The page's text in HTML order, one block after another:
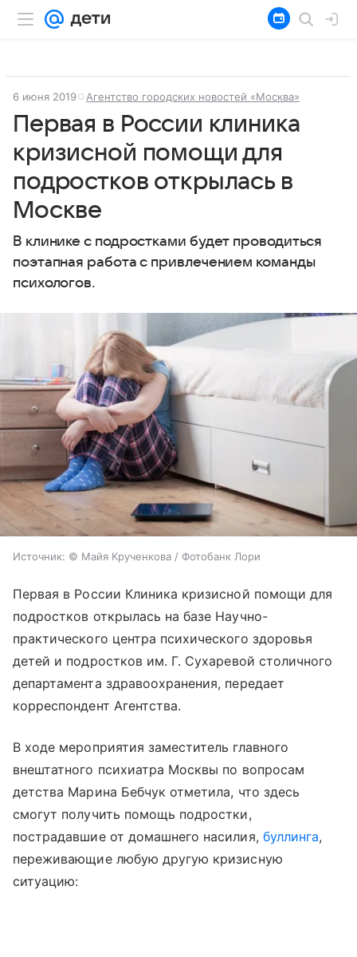
6 июня 2019 Агентство городских новостей «Москва»
Первая в России клиника
кризисной помощи для
подростков открылась в
Москве
В клинике с подростками будет проводиться
поэтапная работа с привлечением команды
психологов.
Источник: © Майя Крученкова / Фотобанк Лори
Первая в России Клиника кризисной помощи для
подростков открылась на базе Научно-
практического центра психического здоровья
детей и подростков им. Г. Сухаревой столичного
департамента здравоохранения, передает
корреспондент Агентства.
В ходе мероприятия заместитель главного
внештатного психиатра Москвы по вопросам
детства Марина Бебчук отметила, что здесь
смогут получить помощь подростки,
пострадавшие от домашнего насилия, буллинга,
переживающие любую другую кризисную
ситуацию: